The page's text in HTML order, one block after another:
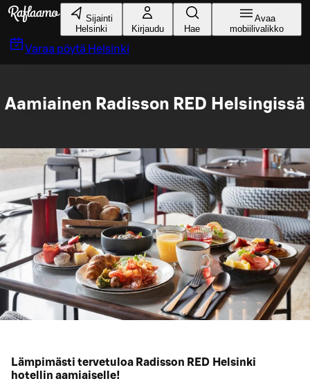
Siirry pääsisältöön
Sijainti
Helsinki
Kirjaudu Hae
Avaa
mobiilivalikko
Varaa pöytä Helsinki
Aamiainen Radisson RED Helsingissä
Lämpimästi tervetuloa Radisson RED Helsinki
hotellin aamiaiselle!